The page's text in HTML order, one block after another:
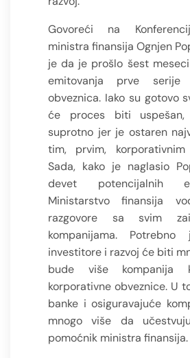
Govoreći na
ministra finansija Ognjen
je da je prošlo šest
emitovanja prve serije
obveznica. Iako su gotovo
će proces biti
suprotno jer je ostaren
tim, prvim, korporativnim
Sada, kako je naglasio
devet potencijalnih
Ministarstvo finansija
razgovore sa svim
kompanijama.
investitore i razvoj će biti
bude više kompanija
korporativne obveznice. U
banke i osiguravajuće
mnogo više da
pomoćnik ministra finansija.